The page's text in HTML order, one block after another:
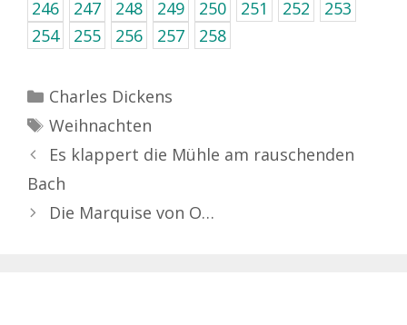
246
247 248 249 250 251 252
253
254
255 256 257 258
Kategorien
Charles Dickens
Schlagwörter
Weihnachten
Es klappert die Mühle am rauschenden
Bach
Die Marquise von O…